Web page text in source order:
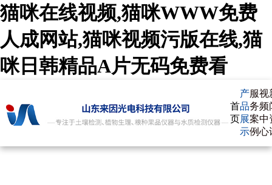
猫咪在线视频,猫咪WWW免费
人成网站,猫咪视频污版在线,猫
咪日韩精品A片无码免费看
首
页
产
品
展
示
服
务
案
例
视
频
中
心